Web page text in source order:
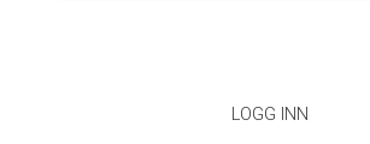
LOGG INN